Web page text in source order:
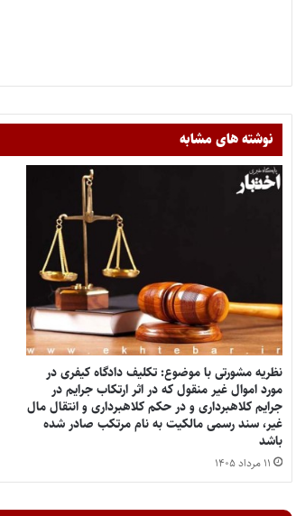
نوشته های مشابه
نظریه مشورتی با موضوع: تکلیف دادگاه کیفری در
مورد اموال غیر منقول که در اثر ارتکاب جرایم در
جرایم کلاهبرداری و در حکم کلاهبرداری و انتقال مال
غیر، سند رسمی مالکیت به نام مرتکب صادر شده
باشد
۱۱ مرداد ۱۴۰۵